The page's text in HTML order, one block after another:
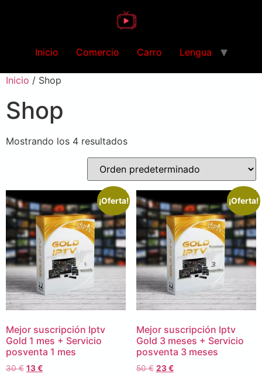
Inicio Comercio Carro Lengua
Inicio / Shop
Shop
Mostrando los 4 resultados
¡Oferta!
Mejor suscripción Iptv
Gold 1 mes + Servicio
posventa 1 mes
30€ 13€
¡Oferta!
Mejor suscripción Iptv
Gold 3 meses + Servicio
posventa 3 meses
50€ 23€